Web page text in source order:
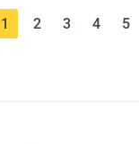
1 (current)
2 3 4 5